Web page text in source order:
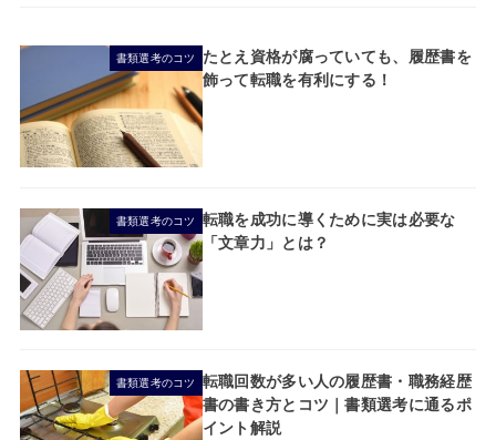
書類選考のコツ
たとえ資格が腐っていても、履歴書を
飾って転職を有利にする！
書類選考のコツ
転職を成功に導くために実は必要な
「文章力」とは？
書類選考のコツ
転職回数が多い人の履歴書・職務経歴
書の書き方とコツ｜書類選考に通るポ
イント解説